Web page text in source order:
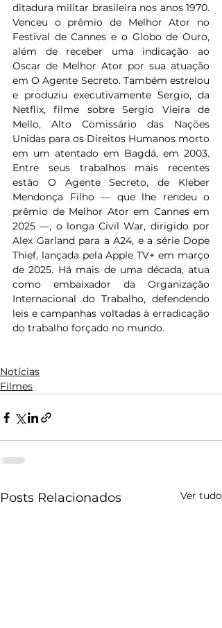
ditadura militar brasileira nos anos 1970.
Venceu o prêmio de Melhor Ator no
Festival de Cannes e o Globo de Ouro,
além de receber uma indicação ao
Oscar de Melhor Ator por sua atuação
em O Agente Secreto. Também estrelou
e produziu executivamente Sergio, da
Netflix, filme sobre Sergio Vieira de
Mello, Alto Comissário das Nações
Unidas para os Direitos Humanos morto
em um atentado em Bagdá, em 2003.
Entre seus trabalhos mais recentes
estão O Agente Secreto, de Kleber
Mendonça Filho — que lhe rendeu o
prêmio de Melhor Ator em Cannes em
2025 —, o longa Civil War, dirigido por
Alex Garland para a A24, e a série Dope
Thief, lançada pela Apple TV+ em março
de 2025. Há mais de uma década, atua
como embaixador da Organização
Internacional do Trabalho, defendendo
leis e campanhas voltadas à erradicação
do trabalho forçado no mundo.
Notícias
Filmes
Posts Relacionados Ver tudo